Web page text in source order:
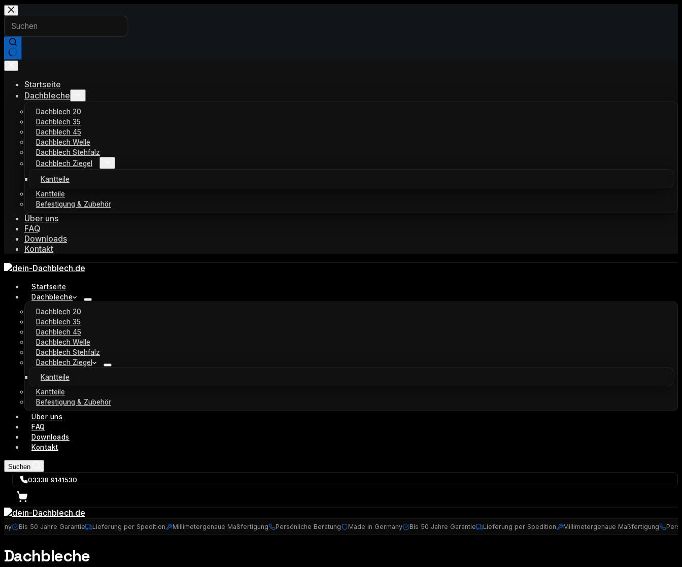
Zum
Inhalt
springen
Keine
Startseite
Dachbleche
Dachblech 20
Dachblech 35
Dachblech 45
Dachblech Welle
Dachblech Stehfalz
Dachblech Ziegel
Kantteile
Kantteile
Befestigung & Zubehör
Über uns
FAQ
Downloads
Kontakt
Startseite
Dachbleche
Dachblech 20
Dachblech 35
Dachblech 45
Dachblech Welle
Dachblech Stehfalz
Dachblech Ziegel
Kantteile
Kantteile
Befestigung & Zubehör
Über uns
FAQ
Downloads
Kontakt
Suchen
03338 9141530
Bis 50 Jahre Garantie Lieferung per Spedition Millimetergenaue Maßfertigung Persönliche Beratung Made in Germany Bis 50 Jahre Garantie Lieferung per Spedition Millimetergenaue Maßfertigung
Dachbleche